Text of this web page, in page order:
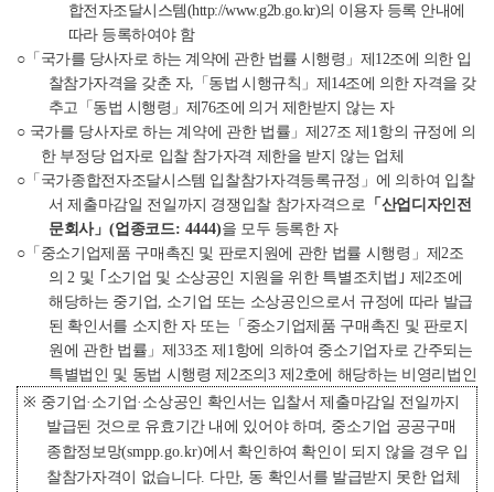
합전자조달시스템(http://www.g2b.go.kr)의 이용자 등록 안내에
따라 등록하여야 함
○「 국가를 당사자로 하는 계약에 관한 법률 시행령 」 제 12조에 의한 입
찰참가자격을 갖춘 자, 「 동법 시행규칙 」 제 14조에 의한 자격을 갖
추고
「 동법 시행령 」 제 76조에 의거 제한받지 않는 자
○ 국가를 당사자로 하는 계약에 관한 법률 」제 27조 제 1 항의 규정에 의
한 부정당 업자로 입찰 참가자격 제한을 받지 않는 업체
○「 국가종합전자조달시스템 입찰참가자격등록규정 」 에 의하여 입찰
서 제출마감일 전일까지 경쟁입찰 참가자격으로
「 산업디자인전
문회사」 (업종코드: 4444)을 모두 등록한 자
○「 중소기업제품 구매촉진 및 판로지원에 관한 법률 시행령 」 제 2조
의 2 및 소기업 및 소상공인 지원을 위한 특별조치법 ｣ 제 2조에
해당하는 중기업
소기업 또는 소상공인으로서 규정에 따라 발급
된 확인서를 소지한 자 또는 「 중소기업제품 구매촉진 및 판로지
원에 관한 법률 」제 33조 제 1 항에 의하여 중소기업자로 간주되는
특별법인 및 동법 시행령 제 2조의3제 2호에 해당하는 비영리법인
※ 중기업· 소기업· 소상공인 확인서는 입찰서 제출마감일 전일까지
발급된 것으로 유효기간 내에 있어야 하며 , 중소기업 공공구매
종합정보망(smpp.go.kr)에서 확인하여 확인이 되지 않을 경우 입
찰참가자격이 없습니다. 다만, 동 확인서를 발급받지 못한 업체